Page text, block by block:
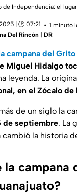
de Independencia: el
| 🕑 07:21
1 minuto
Del Rincón | DR
campana del
Miguel Hidalgo
leyenda. La
en el Zócalo de
de un siglo la
de septiembre. La
cambió la historia
la